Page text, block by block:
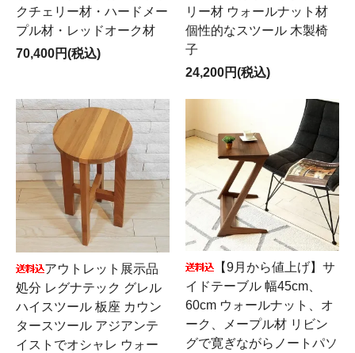
クチェリー材・ハードメー
プル材・レッドオーク材
70,400円(税込)
リー材 ウォールナット材
個性的なスツール 木製椅
子
24,200円(税込)
アウトレット展示品
処分 レグナテック グレル
ハイスツール 板座 カウン
タースツール アジアンテ
イストでオシャレ ウォー
【9月から値上げ】サ
イドテーブル 幅45cm、
60cm ウォールナット、オ
ーク、メープル材 リビン
グで寛ぎながらノートパソ